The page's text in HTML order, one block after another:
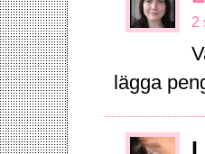
2
lägga